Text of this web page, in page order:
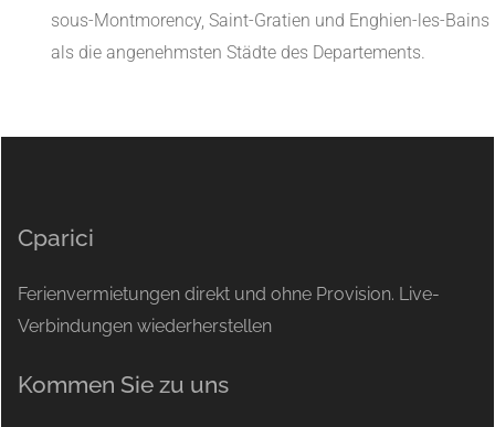
sous-Montmorency, Saint-Gratien und Enghien-les-Bains
als die angenehmsten Städte des Departements.
Cparici
Ferienvermietungen direkt und ohne Provision. Live-
Verbindungen wiederherstellen
Kommen Sie zu uns